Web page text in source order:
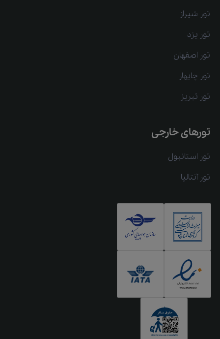
تور شیراز
تور یزد
تور اصفهان
تور چابهار
تور تبریز
تورهای خارجی
تور استانبول
تور آنتالیا